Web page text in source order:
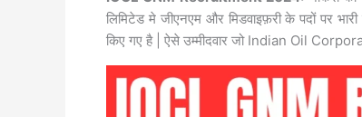
लिमिटेड मे जीएनएम और मिडवाइफ़री के पदों पर
किए गए है | ऐसे उम्मीदवार जो Indian Oil